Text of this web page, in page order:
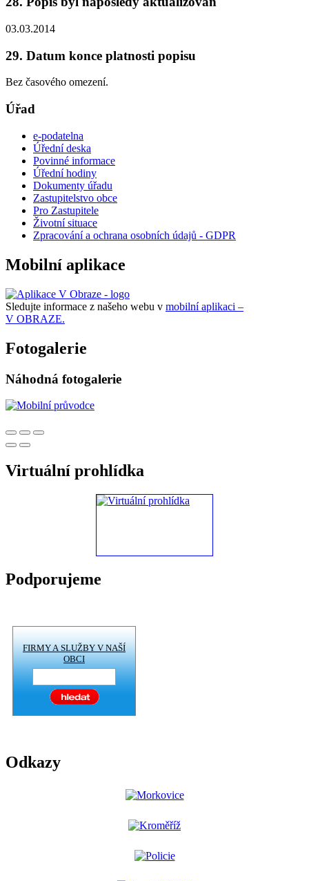
03.03.2014
29. Datum konce platnosti popisu
Bez časového omezení.
Úřad
e-podatelna
Úřední deska
Povinné informace
Úřední hodiny
Dokumenty úřadu
Zastupitelstvo obce
Pro Zastupitele
Životní situace
Zpracování a ochrana osobních údajů - GDPR
Mobilní aplikace
Sledujte informace z našeho webu v mobilní aplikaci –
V OBRAZE.
Fotogalerie
Náhodná fotogalerie
Virtuální prohlídka
Podporujeme
FIRMY A SLUŽBY V NAŠÍ
OBCI
Odkazy